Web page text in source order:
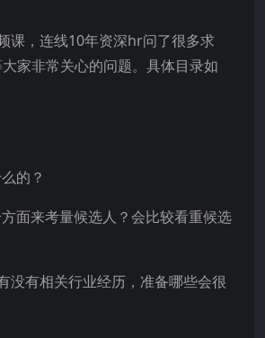
课，连线10年资深hr问了很多求
家非常关心的问题。具体目录如
的？
面来考量候选人？会比较看重候选
没有相关行业经历，准备哪些会很